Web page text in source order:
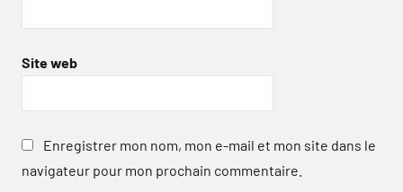
Site web
Enregistrer mon nom, mon e-mail et mon site dans le
navigateur pour mon prochain commentaire.